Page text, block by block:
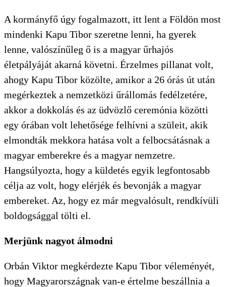
KERESÉS
A kormányfő úgy fogalmazott, itt lent a Földön most
mindenki Kapu Tibor szeretne lenni, ha gyerek
lenne, valószínűleg ő is a magyar űrhajós
életpályáját akarná követni. Érzelmes pillanat volt,
ahogy Kapu Tibor közölte, amikor a 26 órás út után
megérkeztek a nemzetközi űrállomás fedélzetére,
akkor a dokkolás és az üdvözlő ceremónia közötti
egy órában volt lehetősége felhívni a szüleit, akik
elmondták mekkora hatása volt a felbocsátásnak a
magyar emberekre és a magyar nemzetre.
Hangsúlyozta, hogy a küldetés egyik legfontosabb
célja az volt, hogy elérjék és bevonják a magyar
embereket. Az, hogy ez már megvalósult, rendkívüli
boldogsággal tölti el.
Merjünk nagyot álmodni
Orbán Viktor megkérdezte Kapu Tibor véleményét,
hogy Magyarországnak van-e értelme beszállnia a